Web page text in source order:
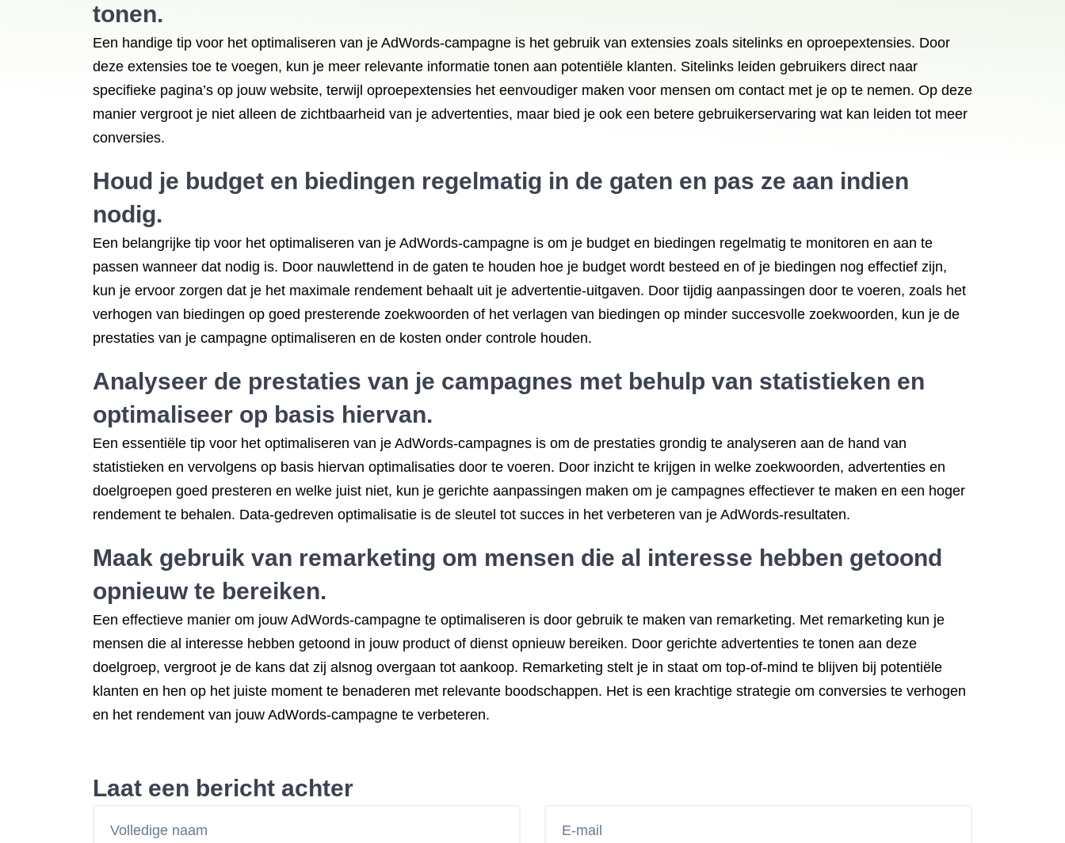
tonen.
Een handige tip voor het optimaliseren van je AdWords-campagne is het gebruik van extensies zoals sitelinks en oproepextensies. Door
deze extensies toe te voegen, kun je meer relevante informatie tonen aan potentiële klanten. Sitelinks leiden gebruikers direct naar
specifieke pagina’s op jouw website, terwijl oproepextensies het eenvoudiger maken voor mensen om contact met je op te nemen. Op deze
manier vergroot je niet alleen de zichtbaarheid van je advertenties, maar bied je ook een betere gebruikerservaring wat kan leiden tot meer
conversies.
Houd je budget en biedingen regelmatig in de gaten en pas ze aan indien
nodig.
Een belangrijke tip voor het optimaliseren van je AdWords-campagne is om je budget en biedingen regelmatig te monitoren en aan te
passen wanneer dat nodig is. Door nauwlettend in de gaten te houden hoe je budget wordt besteed en of je biedingen nog effectief zijn,
kun je ervoor zorgen dat je het maximale rendement behaalt uit je advertentie-uitgaven. Door tijdig aanpassingen door te voeren, zoals het
verhogen van biedingen op goed presterende zoekwoorden of het verlagen van biedingen op minder succesvolle zoekwoorden, kun je de
prestaties van je campagne optimaliseren en de kosten onder controle houden.
Analyseer de prestaties van je campagnes met behulp van statistieken en
optimaliseer op basis hiervan.
Een essentiële tip voor het optimaliseren van je AdWords-campagnes is om de prestaties grondig te analyseren aan de hand van
statistieken en vervolgens op basis hiervan optimalisaties door te voeren. Door inzicht te krijgen in welke zoekwoorden, advertenties en
doelgroepen goed presteren en welke juist niet, kun je gerichte aanpassingen maken om je campagnes effectiever te maken en een hoger
rendement te behalen. Data-gedreven optimalisatie is de sleutel tot succes in het verbeteren van je AdWords-resultaten.
Maak gebruik van remarketing om mensen die al interesse hebben getoond
opnieuw te bereiken.
Een effectieve manier om jouw AdWords-campagne te optimaliseren is door gebruik te maken van remarketing. Met remarketing kun je
mensen die al interesse hebben getoond in jouw product of dienst opnieuw bereiken. Door gerichte advertenties te tonen aan deze
doelgroep, vergroot je de kans dat zij alsnog overgaan tot aankoop. Remarketing stelt je in staat om top-of-mind te blijven bij potentiële
klanten en hen op het juiste moment te benaderen met relevante boodschappen. Het is een krachtige strategie om conversies te verhogen
en het rendement van jouw AdWords-campagne te verbeteren.
Laat een bericht achter